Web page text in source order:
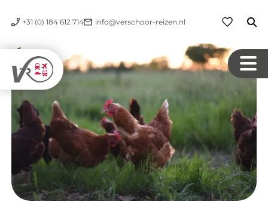
+31 (0) 184 612 714 info@verschoor-reizen.nl